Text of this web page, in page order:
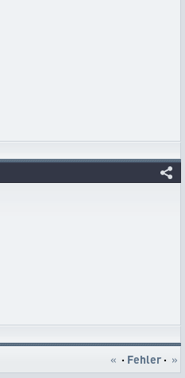
« · Fehler · »